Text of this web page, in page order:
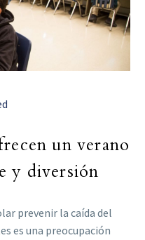
un verano
y diversión
prevenir la caída del
es una preocupación